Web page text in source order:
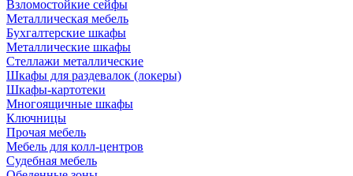
Взломостойкие сейфы
Металлическая мебель
Бухгалтерские шкафы
Металлические шкафы
Стеллажи металлические
Шкафы для раздевалок (локеры)
Шкафы-картотеки
Многоящичные шкафы
Ключницы
Прочая мебель
Мебель для колл-центров
Судебная мебель